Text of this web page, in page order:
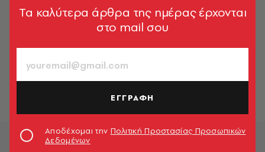
Tα καλύτερα άρθρα της ημέρας έρχονται
στο mail σου
ΕΓΓΡΑΦΗ
Αποδέχομαι την Πολιτική Προστασίας Προσωπικών
Δεδομένων